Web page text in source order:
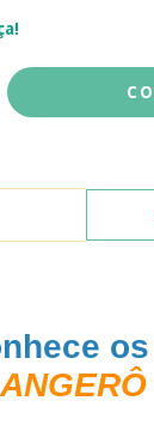
os
ANGERÔ